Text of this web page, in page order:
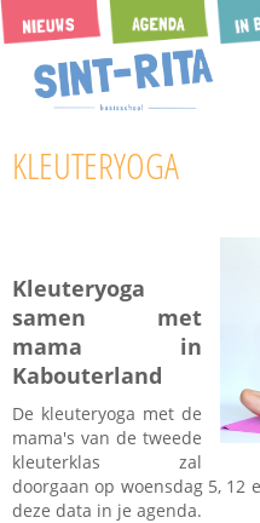
KLEUTERYOGA
Kleuteryoga
samen met
mama in
Kabouterland
De kleuteryoga met de
mama's van de tweede
kleuterklas zal
doorgaan op woensdag 5, 12
deze data in je agenda.